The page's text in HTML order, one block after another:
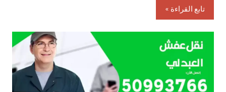
تابع القراءة